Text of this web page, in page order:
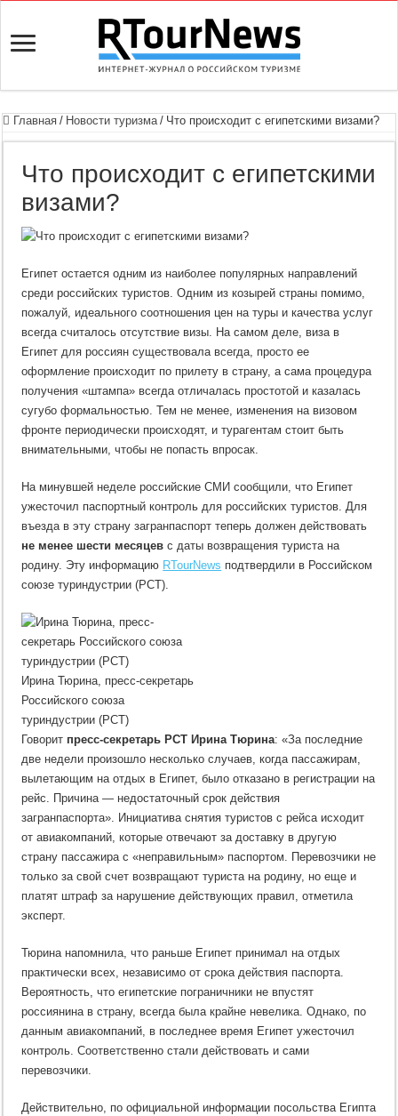
Главная / Новости туризма / Что происходит с египетскими визами?
Что происходит с египетскими
визами?
Египет остается одним из наиболее популярных направлений
среди российских туристов. Одним из козырей страны помимо,
пожалуй, идеального соотношения цен на туры и качества услуг
всегда считалось отсутствие визы. На самом деле, виза в
Египет для россиян существовала всегда, просто ее
оформление происходит по прилету в страну, а сама процедура
получения «штампа» всегда отличалась простотой и казалась
сугубо формальностью. Тем не менее, изменения на визовом
фронте периодически происходят, и турагентам стоит быть
внимательными, чтобы не попасть впросак.
На минувшей неделе российские СМИ сообщили, что Египет
ужесточил паспортный контроль для российских туристов. Для
въезда в эту страну загранпаспорт теперь должен действовать
не менее шести месяцев с даты возвращения туриста на
родину. Эту информацию RTourNews подтвердили в Российском
союзе туриндустрии (РСТ).
Ирина Тюрина, пресс-секретарь
Российского союза
туриндустрии (РСТ)
Говорит пресс-секретарь РСТ Ирина Тюрина: «За последние
две недели произошло несколько случаев, когда пассажирам,
вылетающим на отдых в Египет, было отказано в регистрации на
рейс. Причина — недостаточный срок действия
загранпаспорта». Инициатива снятия туристов с рейса исходит
от авиакомпаний, которые отвечают за доставку в другую
страну пассажира с «неправильным» паспортом. Перевозчики не
только за свой счет возвращают туриста на родину, но еще и
платят штраф за нарушение действующих правил, отметила
эксперт.
Тюрина напомнила, что раньше Египет принимал на отдых
практически всех, независимо от срока действия паспорта.
Вероятность, что египетские пограничники не впустят
россиянина в страну, всегда была крайне невелика. Однако, по
данным авиакомпаний, в последнее время Египет ужесточил
контроль. Соответственно стали действовать и сами
перевозчики.
Действительно, по официальной информации посольства Египта